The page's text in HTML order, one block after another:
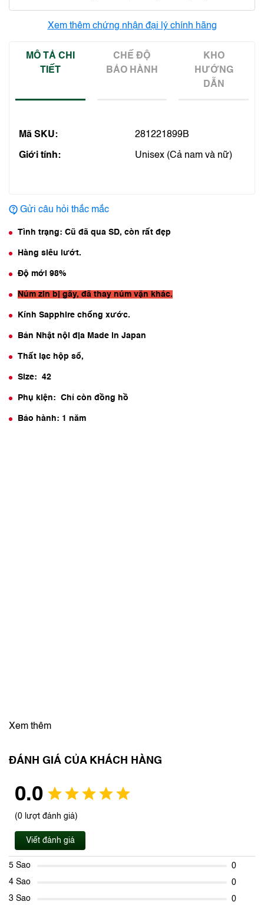
Xem thêm chứng nhận đại lý chính hãng
MÔ TẢ CHI
TIẾT
CHẾ ĐỘ
BẢO HÀNH
KHO
HƯỚNG
DẪN
Mã SKU: 281221899B
Giới tính: Unisex (Cả nam và nữ)
Gửi câu hỏi thắc mắc
Tình trạng: Cũ đã qua SD, còn rất đẹp
Hàng siêu lướt.
Độ mới 98%
Núm zin bị gãy, đã thay núm vặn khác.
Kính Sapphire chống xước.
Bản Nhật nội địa Made in Japan
Thất lạc hộp sổ,
Size: 42
Phụ kiện: Chỉ còn đồng hồ
Bảo hành: 1 năm
Xem thêm
ĐÁNH GIÁ CỦA KHÁCH HÀNG
0.0
(0 lượt đánh giá)
Viết đánh giá
5 Sao
0
4 Sao
0
3 Sao
0